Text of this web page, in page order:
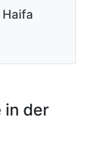
in der